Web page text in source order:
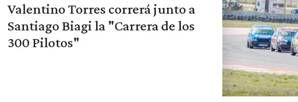
Valentino Torres correrá junto a
Santiago Biagi la "Carrera de los
300 Pilotos"